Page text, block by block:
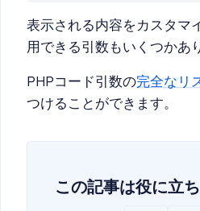
表示される内容をカスタマ
用できる引数もいくつかあ
PHPコード引数の完全なリ
つけることができます。
この記事は役に立